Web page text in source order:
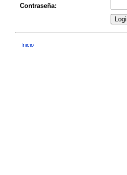
Contraseña:
Inicio